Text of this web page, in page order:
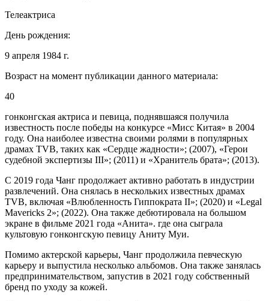
Телеактриса
День рождения:
9 апреля 1984 г.
Возраст на момент публикации данного материала:
40
гонконгская актриса и певица, поднявшаяся получила
известность после победы на конкурсе «Мисс Китая» в 2004
году. Она наиболее известна своими ролями в популярных
драмах TVB, таких как «Сердце жадности»; (2007), «Герои
судебной экспертизы III»; (2011) и «Хранитель брата»; (2013).
С 2019 года Чанг продолжает активно работать в индустрии
развлечений. Она снялась в нескольких известных драмах
TVB, включая «Влюбленность Гиппократа II»; (2020) и «Legal
Mavericks 2»; (2022). Она также дебютировала на большом
экране в фильме 2021 года «Анита». где она сыграла
культовую гонконгскую певицу Аниту Муи.
Помимо актерской карьеры, Чанг продолжила певческую
карьеру и выпустила несколько альбомов. Она также занялась
предпринимательством, запустив в 2021 году собственный
бренд по уходу за кожей.